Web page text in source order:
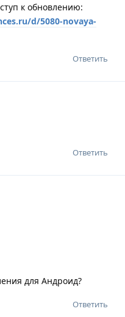
к обновлению:
d/5080-novaya-
Ответить
Ответить
для Андроид?
Ответить